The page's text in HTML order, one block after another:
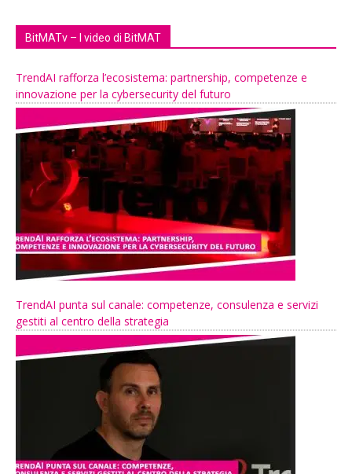
BitMATv – I video di BitMAT
TrendAI rafforza l’ecosistema: partnership, competenze e
innovazione per la cybersecurity del futuro
TrendAI punta sul canale: competenze, consulenza e servizi
gestiti al centro della strategia